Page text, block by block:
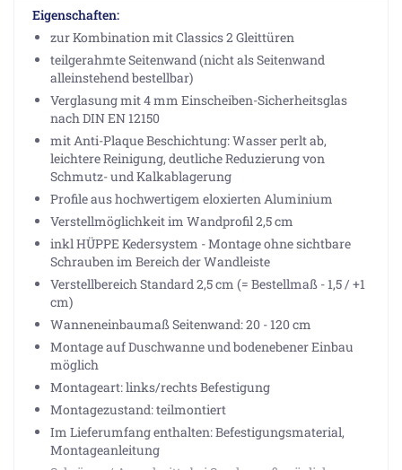
Eigenschaften:
zur Kombination mit Classics 2 Gleittüren
teilgerahmte Seitenwand (nicht als Seitenwand
alleinstehend bestellbar)
Verglasung mit 4 mm Einscheiben-Sicherheitsglas
nach DIN EN 12150
mit Anti-Plaque Beschichtung: Wasser perlt ab,
leichtere Reinigung, deutliche Reduzierung von
Schmutz- und Kalkablagerung
Profile aus hochwertigem eloxierten Aluminium
Verstellmöglichkeit im Wandprofil 2,5 cm
inkl HÜPPE Kedersystem - Montage ohne sichtbare
Schrauben im Bereich der Wandleiste
Verstellbereich Standard 2,5 cm (= Bestellmaß - 1,5 / +1
cm)
Wanneneinbaumaß Seitenwand: 20 - 120 cm
Montage auf Duschwanne und bodenebener Einbau
möglich
Montageart: links/rechts Befestigung
Montagezustand: teilmontiert
Im Lieferumfang enthalten: Befestigungsmaterial,
Montageanleitung